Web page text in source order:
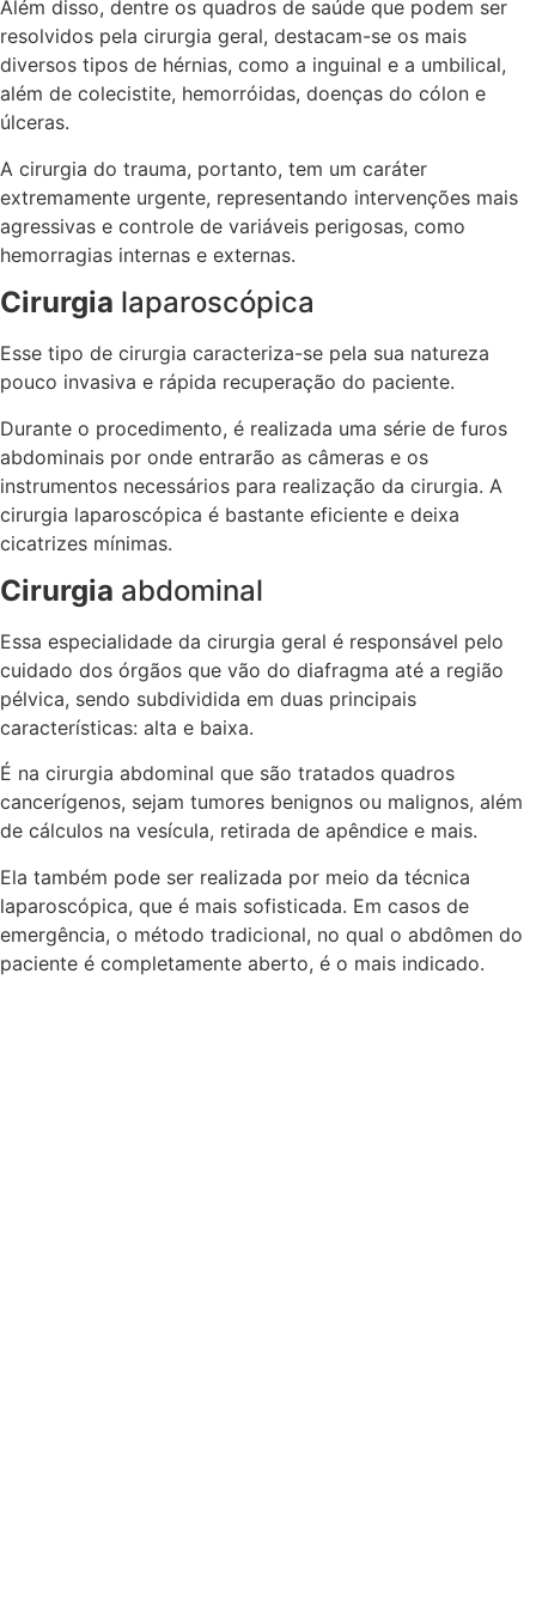
Além disso, dentre os quadros de saúde que podem ser
resolvidos pela cirurgia geral, destacam-se os mais
diversos tipos de hérnias, como a inguinal e a umbilical,
além de colecistite, hemorróidas, doenças do cólon e
úlceras.
A cirurgia do trauma, portanto, tem um caráter
extremamente urgente, representando intervenções mais
agressivas e controle de variáveis perigosas, como
hemorragias internas e externas.
Cirurgia laparoscópica
Esse tipo de cirurgia caracteriza-se pela sua natureza
pouco invasiva e rápida recuperação do paciente.
Durante o procedimento, é realizada uma série de furos
abdominais por onde entrarão as câmeras e os
instrumentos necessários para realização da cirurgia. A
cirurgia laparoscópica é bastante eficiente e deixa
cicatrizes mínimas.
Cirurgia abdominal
Essa especialidade da cirurgia geral é responsável pelo
cuidado dos órgãos que vão do diafragma até a região
pélvica, sendo subdividida em duas principais
características: alta e baixa.
É na cirurgia abdominal que são tratados quadros
cancerígenos, sejam tumores benignos ou malignos, além
de cálculos na vesícula, retirada de apêndice e mais.
Ela também pode ser realizada por meio da técnica
laparoscópica, que é mais sofisticada. Em casos de
emergência, o método tradicional, no qual o abdômen do
paciente é completamente aberto, é o mais indicado.